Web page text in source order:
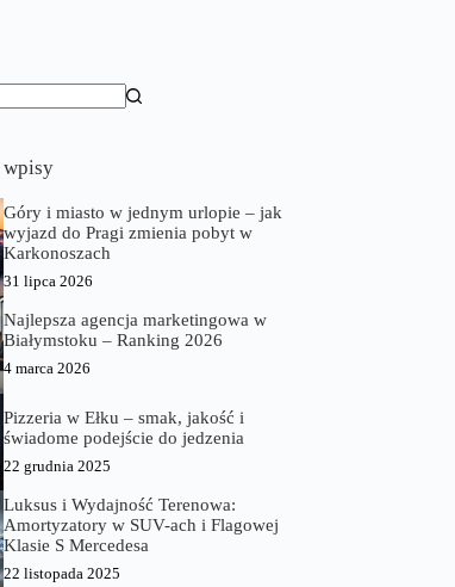
wpisy
Góry i miasto w jednym urlopie – jak
wyjazd do Pragi zmienia pobyt w
Karkonoszach
31 lipca 2026
Najlepsza agencja marketingowa w
Białymstoku – Ranking 2026
4 marca 2026
Pizzeria w Ełku – smak, jakość i
świadome podejście do jedzenia
22 grudnia 2025
Luksus i Wydajność Terenowa:
Amortyzatory w SUV-ach i Flagowej
Klasie S Mercedesa
22 listopada 2025